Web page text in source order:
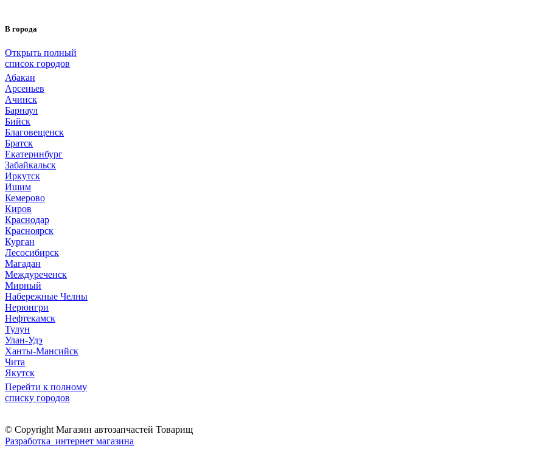
В города
Открыть полный
список городов
Абакан
Арсеньев
Ачинск
Барнаул
Бийск
Благовещенск
Братск
Екатеринбург
Забайкальск
Иркутск
Ишим
Кемерово
Киров
Краснодар
Красноярск
Курган
Лесосибирск
Магадан
Междуреченск
Мирный
Набережные Челны
Нерюнгри
Нефтекамск
Тулун
Улан-Удэ
Ханты-Мансийск
Чита
Якутск
Перейти к полному
списку городов
© Copyright Магазин автозапчастей Товарищ
Разработка интернет магазина